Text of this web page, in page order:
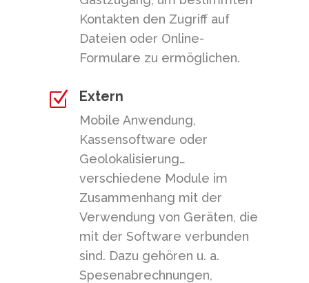
Kontakten den Zugriff auf
Dateien oder Online-
Formulare zu ermöglichen.
Z Extern
Mobile Anwendung,
Kassensoftware oder
Geolokalisierung…
verschiedene Module im
Zusammenhang mit der
Verwendung von Geräten, die
mit der Software verbunden
sind. Dazu gehören u. a.
Spesenabrechnungen,